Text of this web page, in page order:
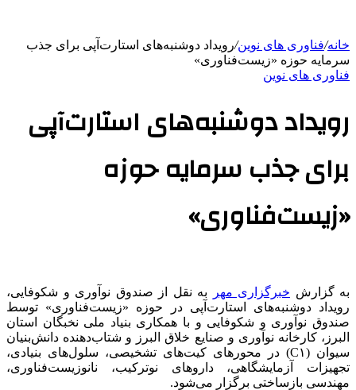
خانه/فناوری های نوین/رویداد دوشنبه‌های استارت‌آپی برای جذب
سرمایه حوزه «زیست‌فناوری»
فناوری های نوین
رویداد دوشنبه‌های استارت‌آپی
برای جذب سرمایه حوزه
«زیست‌فناوری»
به گزارش خبرگزاری مهر
به نقل از صندوق نوآوری و شکوفایی،
رویداد دوشنبه‌های استارت‌آپی در حوزه «زیست‌فناوری» توسط
صندوق نوآوری و شکوفایی و با همکاری بنیاد ملی نخبگان استان
البرز، کارخانه نوآوری و صنایع خلاق البرز و شتاب‌دهنده دانش‌بنیان
سیوان (C۱) در محورهای کیت‌های تشخیصی، سلول‌های بنیادی،
تجهیزات آزمایشگاهی، داروهای نوترکیب، نانوزیست‌فناوری،
مهندسی بازساختی برگزار می‌شود.